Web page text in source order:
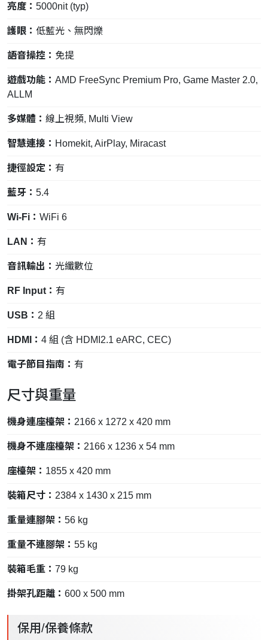
亮度： 5000nit (typ)
護眼： 低藍光、無閃爍
語音操控： 免提
遊戲功能： AMD FreeSync Premium Pro, Game Master 2.0,
ALLM
多媒體： 線上視頻, Multi View
智慧連接： Homekit, AirPlay, Miracast
捷徑設定： 有
藍牙： 5.4
Wi-Fi： WiFi 6
LAN： 有
音訊輸出： 光纖數位
RF Input： 有
USB： 2 組
HDMI： 4 組 (含 HDMI2.1 eARC, CEC)
電子節目指南： 有
尺寸與重量
機身連座檯架： 2166 x 1272 x 420 mm
機身不連座檯架： 2166 x 1236 x 54 mm
座檯架： 1855 x 420 mm
裝箱尺寸： 2384 x 1430 x 215 mm
重量連腳架： 56 kg
重量不連腳架： 55 kg
裝箱毛重： 79 kg
掛架孔距離： 600 x 500 mm
保用/保養條款